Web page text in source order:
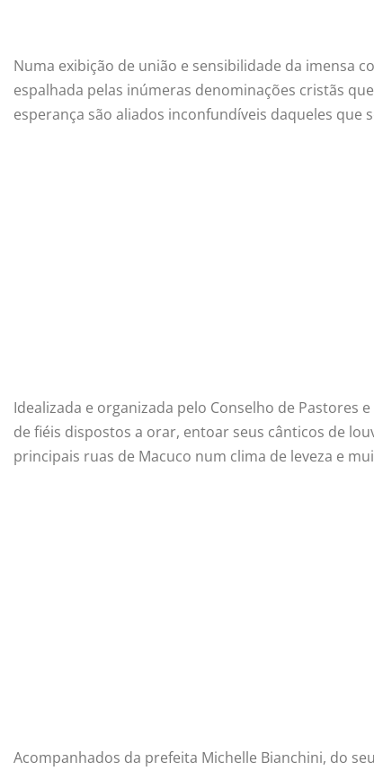
Numa exibição de união e sensibilidade da imensa
espalhada pelas inúmeras denominações cristãs
esperança são aliados inconfundíveis daqueles que
Idealizada e organizada pelo Conselho de Pastores
de fiéis dispostos a orar, entoar seus cânticos de
principais ruas de Macuco num clima de leveza e
Acompanhados da prefeita Michelle Bianchini, do